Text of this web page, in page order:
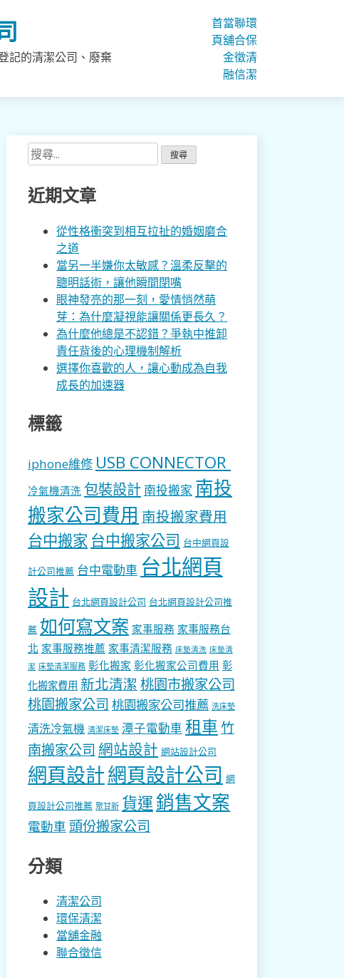
記的清潔公司、廢棄
首
頁
當
舖
金
融
聯
合
徵
信
環
保
清
潔
搜
尋
關
鍵
近期文章
從性格衝突到相互拉扯的婚姻磨合
之道
當另一半嫌你太敏感？溫柔反擊的
聰明話術，讓他瞬間閉嘴
眼神發亮的那一刻，愛情悄然萌
芽：為什麼凝視能讓關係更長久？
為什麼他總是不認錯？爭執中推卸
責任背後的心理機制解析
選擇你喜歡的人，讓心動成為自我
成長的加速器
標籤
iphone維修 USB CONNECTOR
冷氣機清洗 包裝設計 南投搬家 南投
搬家公司費用 南投搬家費用
台中搬家 台中搬家公司 台中網頁設
計公司推薦 台中電動車 台北網頁
設計 台北網頁設計公司 台北網頁設計公司推
薦 如何寫文案 家事服務 家事服務台
北 家事服務推薦 家事清潔服務 床墊清洗 床墊清
潔 床墊清潔服務 彰化搬家 彰化搬家公司費用 彰
化搬家費用 新北清潔 桃園市搬家公司
桃園搬家公司 桃園搬家公司推薦 洗床墊
清洗冷氣機 清潔床墊 潭子電動車 租車竹
南搬家公司 網站設計 網站設計公司
網頁設計網頁設計公司 網
頁設計公司推薦 聚甘新 貨運銷售文案
電動車 頭份搬家公司
分類
清潔公司
環保清潔
當舖金融
聯合徵信